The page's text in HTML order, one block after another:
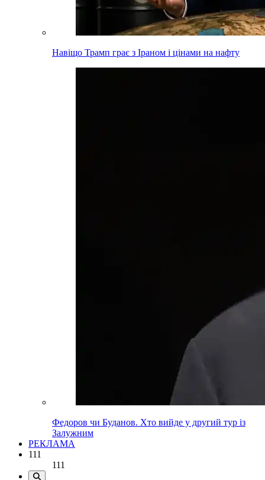
Навіщо Трамп грає з Іраном і цінами на нафту
Федоров чи Буданов. Хто вийде у другий тур із
Залужним
РЕКЛАМА
111
111